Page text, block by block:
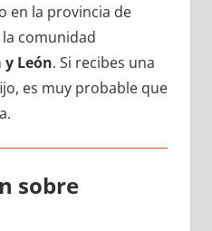
en la provincia dе
comunidad
León. Si recibes una
es muy probable quе
sobre